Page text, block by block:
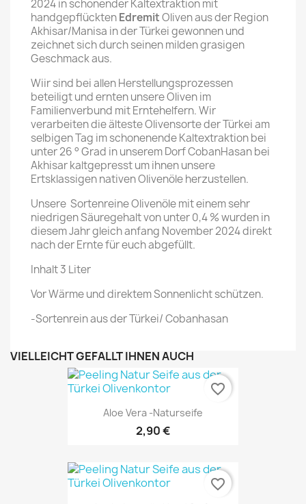
2024 in schonender Kaltextraktion mit
handgepflücktenEdremitOliven aus der Region
Akhisar/Manisa in der Türkei gewonnen und
zeichnet sich durch seinen milden grasigen
Geschmack aus.
Wiir sind bei allen Herstellungsprozessen
beteiligt und ernten unsere Oliven im
Familienverbund mit Erntehelfern. Wir
verarbeiten die älteste Olivensorte der Türkei am
selbigen Tag im schonenende Kaltextraktion bei
unter 26 ° Grad in unserem Dorf CobanHasan bei
Akhisar kaltgepresst um ihnen unsere
Ertsklassigen nativen Olivenöle herzustellen.
Unsere Sortenreine Olivenöle mit einem sehr
niedrigen Säuregehalt von unter 0,4 % wurden in
diesem Jahr gleich anfang November 2024 direkt
nach der Ernte für euch abgefüllt.
Inhalt 3 Liter
Vor Wärme und direktem Sonnenlicht schützen.
-Sortenrein aus der Türkei/ Cobanhasan
VIELLEICHT GEFÄLLT IHNEN AUCH
Aloe Vera -Naturseife
2,90 €
favorite_border
favorite_border